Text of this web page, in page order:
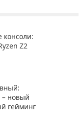
консоли:
Z2
– новый
гейминг